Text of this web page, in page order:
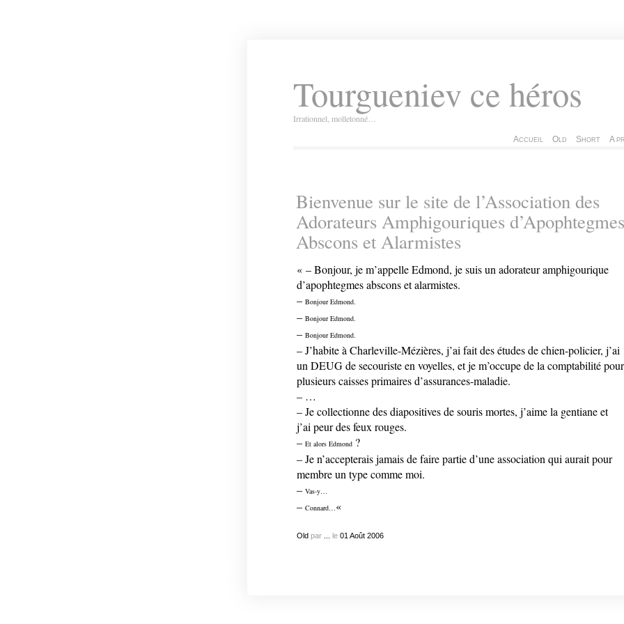
Tourgueniev ce héros
Irrationnel, molletonné…
Accueil Old Short A
Bienvenue sur le site de l’Association des
Adorateurs Amphigouriques d’Apophtegmes
Abscons et Alarmistes
« – Bonjour, je m’appelle Edmond, je suis un adorateur amphigourique
d’apophtegmes abscons et alarmistes.
– Bonjour Edmond.
– Bonjour Edmond.
– Bonjour Edmond.
– J’habite à Charleville-Mézières, j’ai fait des études de chien-policier, j’ai
un DEUG de secouriste en voyelles, et je m’occupe de la comptabilité pour
plusieurs caisses primaires d’assurances-maladie.
– …
– Je collectionne des diapositives de souris mortes, j’aime la gentiane et
j’ai peur des feux rouges.
– Et alors Edmond?
– Je n’accepterais jamais de faire partie d’une association qui aurait pour
membre un type comme moi.
– Vas-y…
– Connard…«
Oldpar le 01 Août 2006